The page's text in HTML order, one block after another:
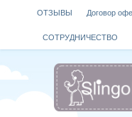
ОТЗЫВЫ Договор
СОТРУДНИЧЕСТВО